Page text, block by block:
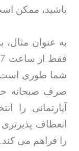
باشید، ممکن
به عنوان مثال،
شما طوری است
صرف صبحانه
آپارتمانی را
انعطاف
را فراهم می کند.